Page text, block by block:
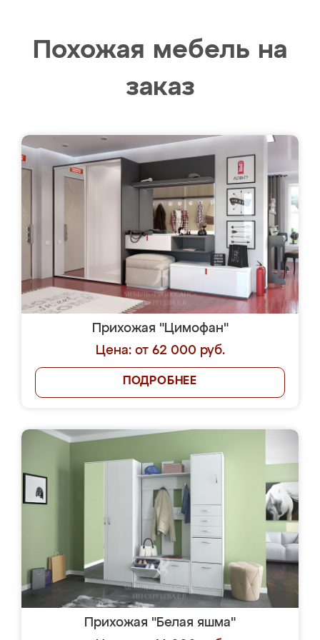
Похожая мебель на
заказ
Прихожая "Цимофан"
Цена: от 62 000 руб.
ПОДРОБНЕЕ
Прихожая "Белая яшма"